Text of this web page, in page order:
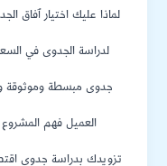
لماذا عليك اختيار ٱفاق
لدراسة الجدوى في
جدوى مبسطة وموثوقة
العميل فهم
تزويدك بدراسة جدوى